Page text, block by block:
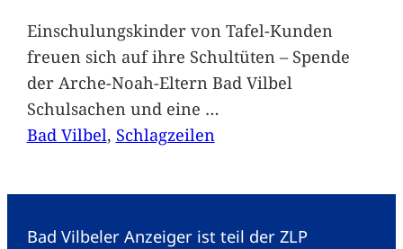
Einschulungskinder von Tafel-Kunden
freuen sich auf ihre Schultüten – Spende
der Arche-Noah-Eltern Bad Vilbel
Schulsachen und eine …
Bad Vilbel, Schlagzeilen
Bad Vilbeler Anzeiger ist teil der ZLP